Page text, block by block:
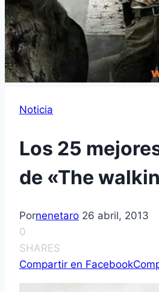
Noticia
Los 25
de «The
Pornenetaro 26 abril, 2013
0
SHARES
Compartir en Facebook